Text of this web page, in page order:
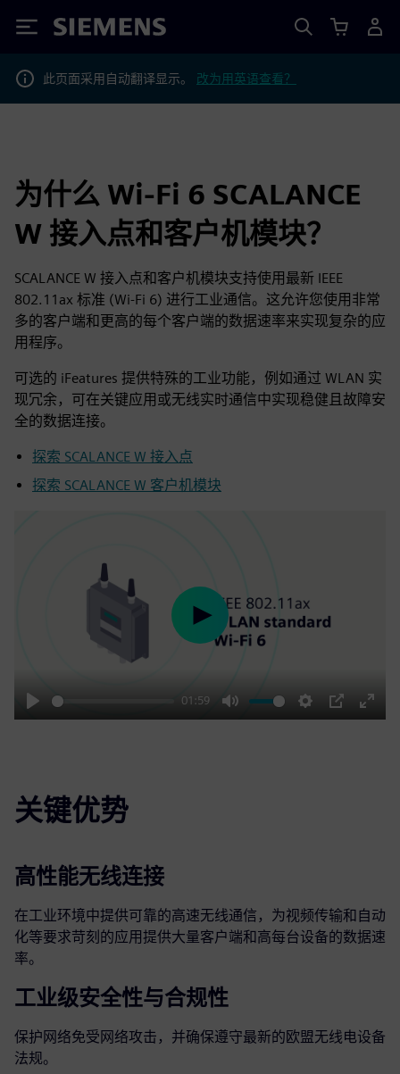
Siemens
此页面采用自动翻译显示。 改为用英语查看？
为什么 Wi-Fi 6 SCALANCE
W 接入点和客户机模块？
SCALANCE W 接入点和客户机模块支持使用最新 IEEE
802.11ax 标准 (Wi-Fi 6) 进行工业通信。这允许您使用非常
多的客户端和更高的每个客户端的数据速率来实现复杂的应
用程序。
可选的 iFeatures 提供特殊的工业功能，例如通过 WLAN 实
现冗余，可在关键应用或无线实时通信中实现稳健且故障安
全的数据连接。
探索 SCALANCE W 接入点
探索 SCALANCE W 客户机模块
Play
01:59
Mute Settings
PIP
Enter
Play
关键优势
高性能无线连接
在工业环境中提供可靠的高速无线通信，为视频传输和自动
化等要求苛刻的应用提供大量客户端和高每台设备的数据速
率。
工业级安全性与合规性
保护网络免受网络攻击，并确保遵守最新的欧盟无线电设备
法规。